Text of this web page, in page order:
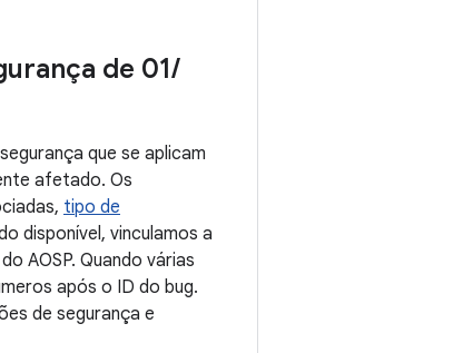
de 01/
que se aplicam
afetado. Os
tipo de
disponível, vinculamos a
AOSP. Quando várias
após o ID do bug.
de segurança e